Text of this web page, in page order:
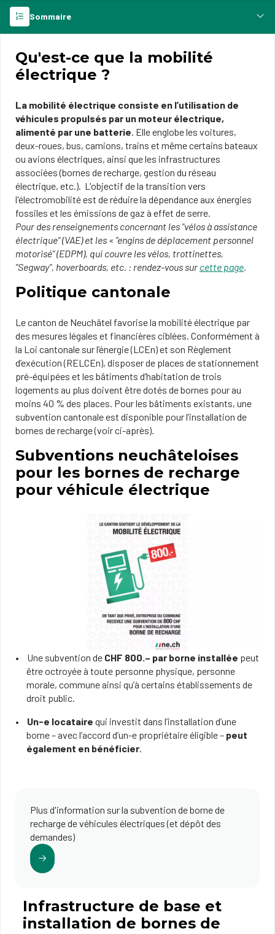
Sommaire
Qu'est-ce que la mobilité
électrique ?
La mobilité électrique consiste en l’utilisation de
véhicules propulsés par un moteur électrique,
alimenté par une batterie. Elle englobe les voitures,
deux-roues, bus, camions, trains et même certains bateaux
ou avions électriques, ainsi que les infrastructures
associées (bornes de recharge, gestion du réseau
électrique, etc.). L'objectif de la transition vers
l'électromobilité est de réduire la dépendance aux énergies
fossiles et les émissions de gaz à effet de serre.
Pour des renseignements concernant les "vélos à assistance
électrique" (VAE) et les « "engins de déplacement personnel
motorisé" (EDPM), qui couvre les vélos, trottinettes,
"Segway", hoverboards, etc. : rendez-vous sur cette page.
Politique cantonale
Le canton de Neuchâtel favorise la mobilité électrique par
des mesures légales et financières ciblées. Conformément à
la Loi cantonale sur l’énergie (LCEn) et son Règlement
d’exécution (RELCEn), disposer de places de stationnement
pré-équipées et les bâtiments d’habitation de trois
logements au plus doivent être dotés de bornes pour au
moins 40 % des places. Pour les bâtiments existants, une
subvention cantonale est disponible pour l’installation de
bornes de recharge (voir ci-après).
Subventions neuchâteloises
pour les bornes de recharge
pour véhicule électrique
Une subvention de CHF 800.– par borne installée peut
être octroyée à toute personne physique, personne
morale, commune ainsi qu’à certains établissements de
droit public.
Un-e locataire qui investit dans l’installation d’une
borne – avec l’accord d’un-e propriétaire éligible – peut
également en bénéficier.
Plus d'information sur la subvention de borne de
recharge de véhicules électriques (et dépôt des
demandes)
Infrastructure de base et
installation de bornes de